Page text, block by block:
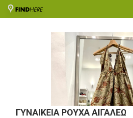
ΓΥΝΑΙΚΕΙΑ ΡΟΥΧΑ ΑΙΓΑΛΕΩ